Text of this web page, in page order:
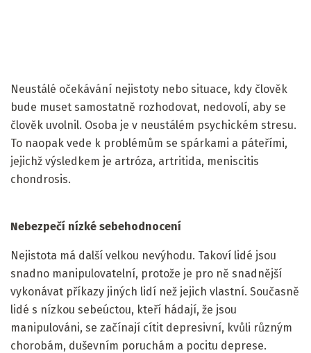
Neustálé očekávání nejistoty nebo situace, kdy člověk
bude muset samostatně rozhodovat, nedovolí, aby se
člověk uvolnil. Osoba je v neustálém psychickém stresu.
To naopak vede k problémům se spárkami a páteřími,
jejichž výsledkem je artróza, artritida, meniscitis
chondrosis.
Nebezpečí nízké sebehodnocení
Nejistota má další velkou nevýhodu. Takoví lidé jsou
snadno manipulovatelní, protože je pro ně snadnější
vykonávat příkazy jiných lidí než jejich vlastní. Současně
lidé s nízkou sebeúctou, kteří hádají, že jsou
manipulováni, se začínají cítit depresivní, kvůli různým
chorobám, duševním poruchám a pocitu deprese.